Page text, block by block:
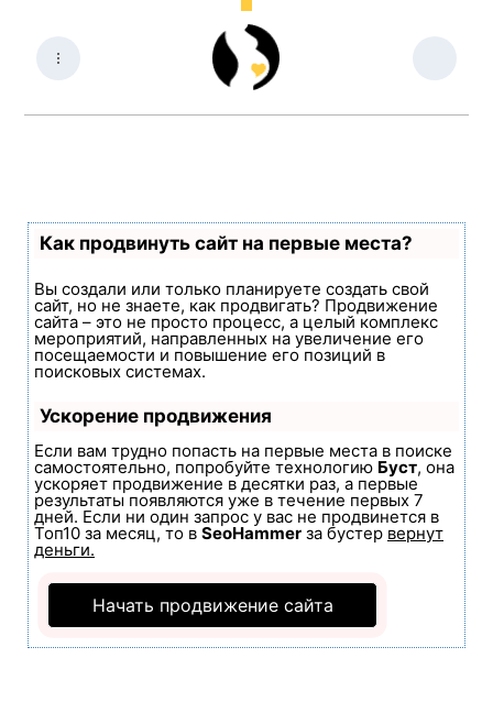
Как продвинуть сайт на первые места?
Вы создали или только планируете создать свой
сайт, но не знаете, как продвигать? Продвижение
сайта – это не просто процесс, а целый комплекс
мероприятий, направленных на увеличение его
посещаемости и повышение его позиций в
поисковых системах.
Ускорение продвижения
Если вам трудно попасть на первые места в поиске
самостоятельно, попробуйте технологию Буст, она
ускоряет продвижение в десятки раз, а первые
результаты появляются уже в течение первых 7
дней. Если ни один запрос у вас не продвинется в
Топ10 за месяц, то в SeoHammer за бустер вернут
деньги.
Начать продвижение сайта